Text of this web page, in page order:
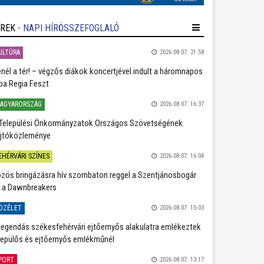
- NAPI HÍRÖSSZEFOGLALÓ
2026.08.07. 21:58
a tér! – végzős diákok koncertjével indult a háromnapos
Regia Feszt
2026.08.07. 16:37
Önkormányzatok Országos Szövetségének
SZÍNES 2026.08.07. 16:04
bringázásra hív szombaton reggel a Szentjánosbogár
Dawnbreakers
2026.08.07. 15:03
székesfehérvári ejtőernyős alakulatra emlékeztek
és ejtőernyős emlékműnél
2026.08.07. 13:17